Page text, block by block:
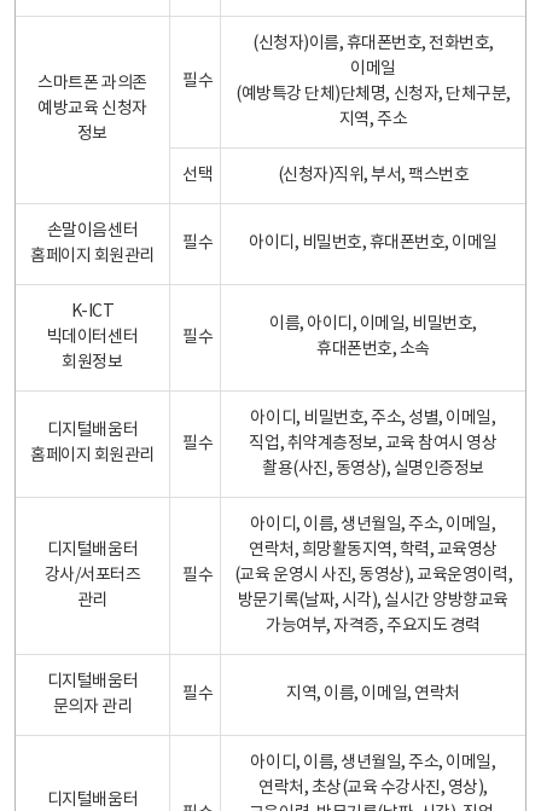
스마트폰 과의존
예방교육 신청자
정보
필수
(신청자)이름, 휴대폰번호, 전화번호,
이메일
(예방특강 단체)단체명, 신청자, 단체구분,
지역, 주소
선택 (신청자)직위, 부서, 팩스번호
손말이음센터
홈페이지 회원관리
필수 아이디, 비밀번호, 휴대폰번호, 이메일
K-ICT
빅데이터센터
회원정보
필수
이름, 아이디, 이메일, 비밀번호,
휴대폰번호, 소속
디지털배움터
홈페이지 회원관리
필수
아이디, 비밀번호, 주소, 성별, 이메일,
직업, 취약계층정보, 교육 참여시 영상
촬용(사진, 동영상), 실명인증정보
디지털배움터
강사/서포터즈
관리
필수
아이디, 이름, 생년월일, 주소, 이메일,
연락처, 희망활동지역, 학력, 교육영상
(교육 운영시 사진, 동영상), 교육운영이력,
방문기록(날짜, 시각), 실시간 양방향교육
가능여부, 자격증, 주요지도 경력
디지털배움터
문의자 관리
필수 지역, 이름, 이메일, 연락처
디지털배움터
아이디, 이름, 생년월일, 주소, 이메일,
연락처, 초상(교육 수강사진, 영상),